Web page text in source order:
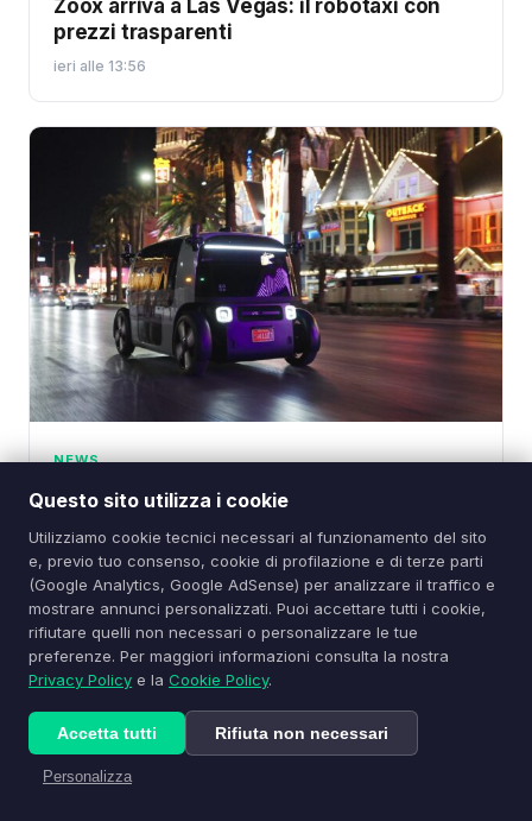
Questo sito utilizza i cookie
Utilizziamo cookie tecnici necessari al funzionamento del sito
e, previo tuo consenso, cookie di profilazione e di terze parti
(Google Analytics, Google AdSense) per analizzare il traffico e
mostrare annunci personalizzati. Puoi accettare tutti i cookie,
rifiutare quelli non necessari o personalizzare le tue
preferenze. Per maggiori informazioni consulta la nostra
Privacy Policy e la Cookie Policy.
Accetta tutti Rifiuta non necessari
Personalizza
Zoox arriva a Las Vegas: il robotaxi con
prezzi trasparenti
ieri alle 13:56
NEWS
Zoox porta i taxi robot a Las Vegas: prezzi
ieri alle 12:57